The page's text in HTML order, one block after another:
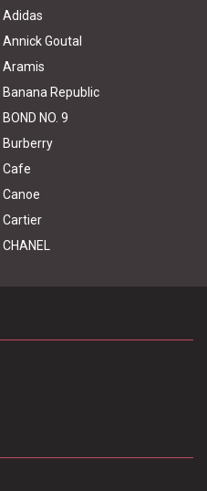
Adidas
Annick Goutal
Aramis
Banana Republic
BOND NO. 9
Burberry
Cafe
Canoe
Cartier
CHANEL